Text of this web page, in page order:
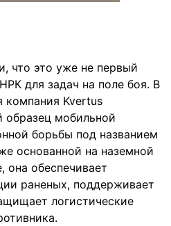
что это уже не первый
для задач на поле боя. В
компания Kvertus
образец мобильной
борьбы под названием
основанной на наземной
она обеспечивает
раненых, поддерживает
логистические